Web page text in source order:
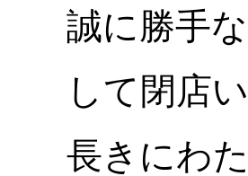
誠に勝手
して閉店
長きにわ